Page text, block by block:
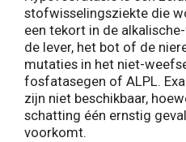
stofwisselingsziekte die
een tekort in de
de lever, het bot of de
mutaties in het niet-
fosfatasegen of ALPL.
zijn niet beschikbaar,
schatting één ernstig
voorkomt.